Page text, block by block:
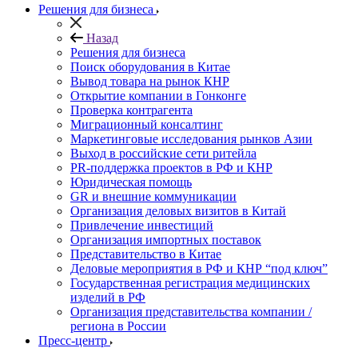
Решения для бизнеса
Назад
Решения для бизнеса
Поиск оборудования в Китае
Вывод товара на рынок КНР
Открытие компании в Гонконге
Проверка контрагента
Миграционный консалтинг
Маркетинговые исследования рынков Азии
Выход в российские сети ритейла
PR-поддержка проектов в РФ и КНР
Юридическая помощь
GR и внешние коммуникации
Организация деловых визитов в Китай
Привлечение инвестиций
Организация импортных поставок
Представительство в Китае
Деловые мероприятия в РФ и КНР “под ключ”
Государственная регистрация медицинских
изделий в РФ
Организация представительства компании /
региона в России
Пресс-центр